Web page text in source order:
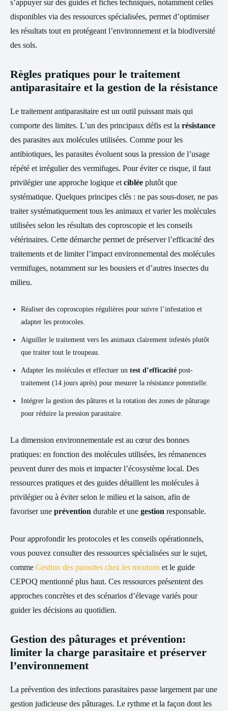
s’appuyer sur des guides et fiches techniques, notamment celles
disponibles via des ressources spécialisées, permet d’optimiser
les résultats tout en protégeant l’environnement et la biodiversité
des sols.
Règles pratiques pour le traitement
antiparasitaire et la gestion de la résistance
Le traitement antiparasitaire est un outil puissant mais qui
comporte des limites. L’un des principaux défis est la résistance
des parasites aux molécules utilisées. Comme pour les
antibiotiques, les parasites évoluent sous la pression de l’usage
répété et irrégulier des vermifuges. Pour éviter ce risque, il faut
privilégier une approche logique et ciblée plutôt que
systématique. Quelques principes clés : ne pas sous-doser, ne pas
traiter systématiquement tous les animaux et varier les molécules
utilisées selon les résultats des coproscopie et les conseils
vétérinaires. Cette démarche permet de préserver l’efficacité des
traitements et de limiter l’impact environnemental des molécules
vermifuges, notamment sur les bousiers et d’autres insectes du
milieu.
Réaliser des coproscopies régulières pour suivre l’infestation et
adapter les protocoles.
Aiguiller le traitement vers les animaux clairement infestés plutôt
que traiter tout le troupeau.
Adapter les molécules et effectuer un test d’efficacité post-
traitement (14 jours après) pour mesurer la résistance potentielle.
Intégrer la gestion des pâtures et la rotation des zones de pâturage
pour réduire la pression parasitaire.
La dimension environnementale est au cœur des bonnes
pratiques: en fonction des molécules utilisées, les rémanences
peuvent durer des mois et impacter l’écosystème local. Des
ressources pratiques et des guides détaillent les molécules à
privilégier ou à éviter selon le milieu et la saison, afin de
favoriser une prévention durable et une gestion responsable.
Pour approfondir les protocoles et les conseils opérationnels,
vous pouvez consulter des ressources spécialisées sur le sujet,
comme Gestion des parasites chez les moutons et le guide
CEPOQ mentionné plus haut. Ces ressources présentent des
approches concrètes et des scénarios d’élevage variés pour
guider les décisions au quotidien.
Gestion des pâturages et prévention:
limiter la charge parasitaire et préserver
l’environnement
La prévention des infections parasitaires passe largement par une
gestion judicieuse des pâturages. Le rythme et la façon dont les